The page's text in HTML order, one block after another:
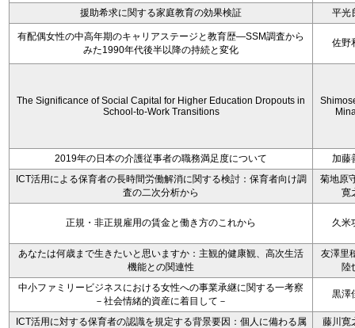
援助希求に関する家庭教育の効果検証
平光
有配偶女性の中高年期のキャリアステージと教育歴―SSM調査から
みた1990年代後半以降の持続と変化
佐野
The Significance of Social Capital for Higher Education Dropouts in
School-to-Work Transitions
2019年の日本の介護従事者の職務満足度について
加藤
ICT活用による保育者の長時間労働解消に関する検討：保育者向け調
査の二次分析から
菊地原
寛
正規・非正規雇用の賃金と働き方のこれから 久米
あなたは何歳まで生きたいと思いますか：主観的健康観、高次生活
機能との関連性
友澤里
陸
中小ファミリービジネスにおける女性への事業承継に関する一考察
－社会情緒的資産に着目して－
黒澤
ICT活用に対する保育者の認識を規定する背景要因：個人に備わる属
藤川寛